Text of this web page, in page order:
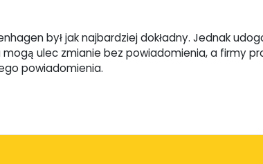
był jak najbardziej dokładny. Jednak
ulec zmianie bez powiadomienia, a firmy
powiadomienia.